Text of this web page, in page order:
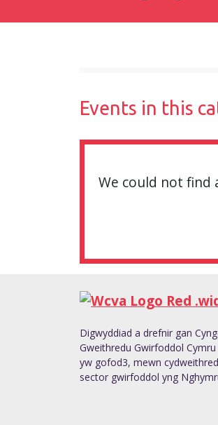
Events in this
We could not find
Digwyddiad a drefnir gan
Gweithredu Gwirfoddol Cymru
yw gofod3, mewn
sector gwirfoddol yng